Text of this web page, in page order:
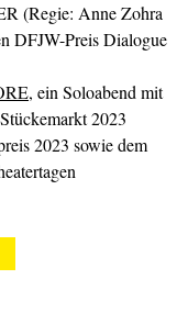
(Regie: Anne Zohra
DFJW-Preis Dialogue
, ein Soloabend mit
2023
2023 sowie dem